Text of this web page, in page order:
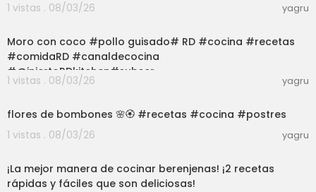
1 vistas . 08/03/26
yagru
Moro con coco #pollo guisado# RD #cocina #recetas
#comidaRD #canaldecocina
#@injertoRDkitchen#subscr
1 vistas . 08/03/26 yagru
flores de bombones 🌸🏵️ #recetas #cocina #postres
1 vistas . 08/03/26
yagru
¡La mejor manera de cocinar berenjenas! ¡2 recetas
rápidas y fáciles que son deliciosas!